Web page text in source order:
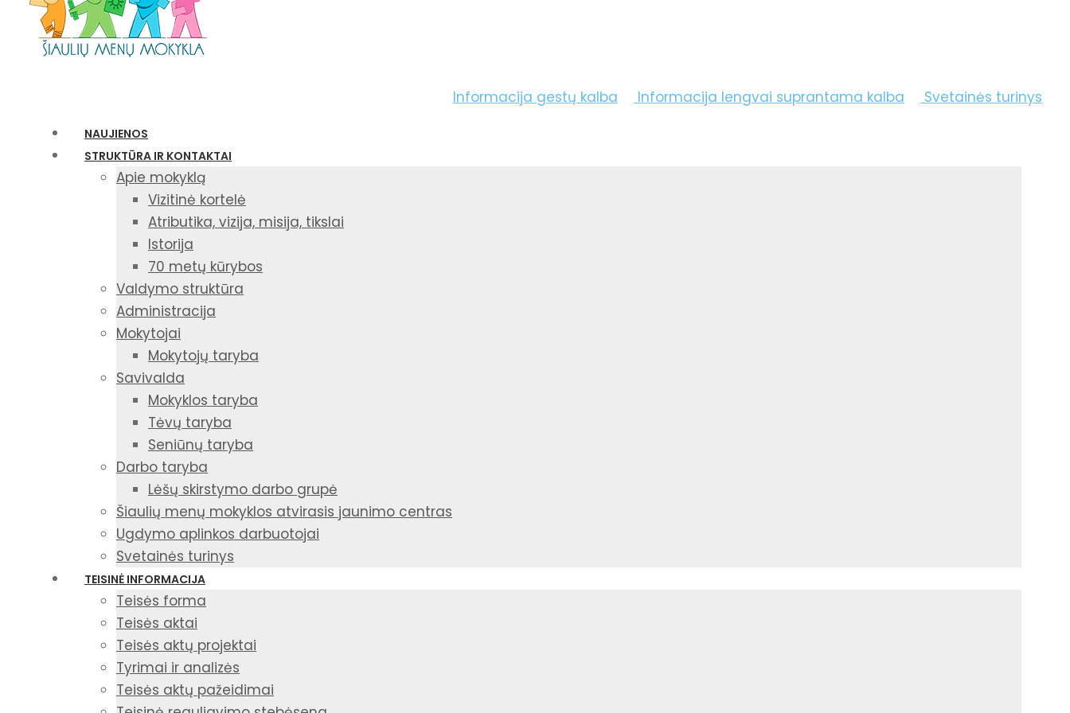
Informacija gestų kalba Informacija lengvai suprantama kalba Svetainės turinys
NAUJIENOS
STRUKTŪRA IR KONTAKTAI
Apie mokyklą
Vizitinė kortelė
Atributika, vizija, misija, tikslai
Istorija
70 metų kūrybos
Valdymo struktūra
Administracija
Mokytojai
Mokytojų taryba
Savivalda
Mokyklos taryba
Tėvų taryba
Seniūnų taryba
Darbo taryba
Lėšų skirstymo darbo grupė
Šiaulių menų mokyklos atvirasis jaunimo centras
Ugdymo aplinkos darbuotojai
Svetainės turinys
TEISINĖ INFORMACIJA
Teisės forma
Teisės aktai
Teisės aktų projektai
Tyrimai ir analizės
Teisės aktų pažeidimai